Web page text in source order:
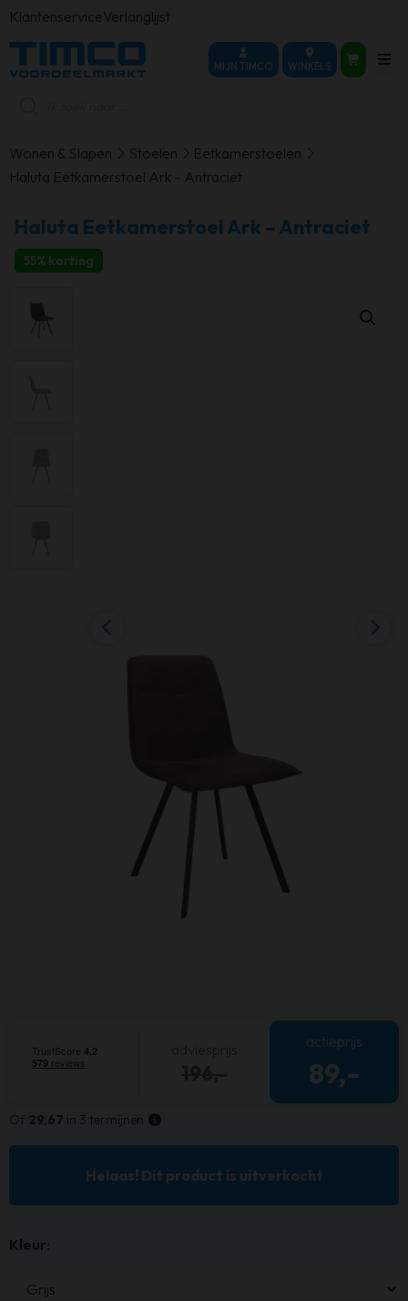
KlantenserviceVerlanglijst
MIJN TIMCO WINKELS
Wonen & Slapen Stoelen
Eetkamerstoelen
Haluta Eetkamerstoel Ark – Antraciet
Haluta Eetkamerstoel Ark – Antraciet
55% korting
actieprijs
89,-
Of 29,67 in 3 termijnen
Helaas! Dit product is uitverkocht
Kleur